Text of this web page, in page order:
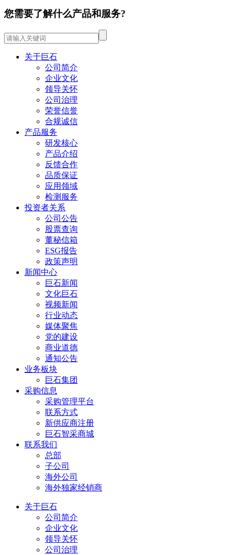
您需要了解什么产品和服务?
关于巨石
公司简介
企业文化
领导关怀
公司治理
荣誉信誉
合规诚信
产品服务
研发核心
产品介绍
反馈合作
品质保证
应用领域
检测服务
投资者关系
公司公告
股票查询
董秘信箱
ESG报告
政策声明
新闻中心
巨石新闻
文化巨石
视频新闻
行业动态
媒体聚焦
党的建设
商业道德
通知公告
业务板块
巨石集团
采购信息
采购管理平台
联系方式
新供应商注册
巨石智采商城
联系我们
总部
子公司
海外公司
海外独家经销商
关于巨石
公司简介
企业文化
领导关怀
公司治理